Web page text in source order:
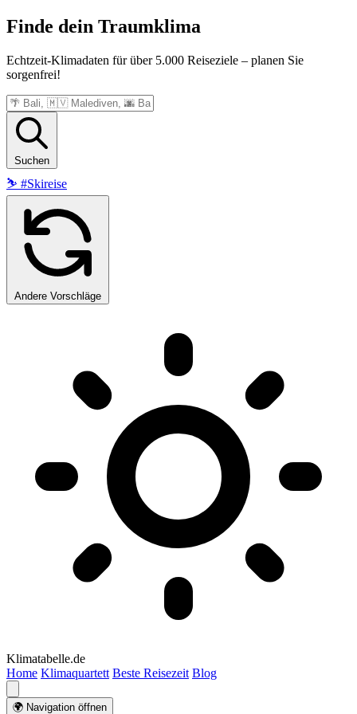
Finde dein Traumklima
Echtzeit-Klimadaten für über 5.000 Reiseziele – planen Sie
sorgenfrei!
Suchen
⛷️ #Skireise
Andere Vorschläge
Klimatabelle.de
Home Klimaquartett Beste Reisezeit Blog
🌍 Navigation öffnen